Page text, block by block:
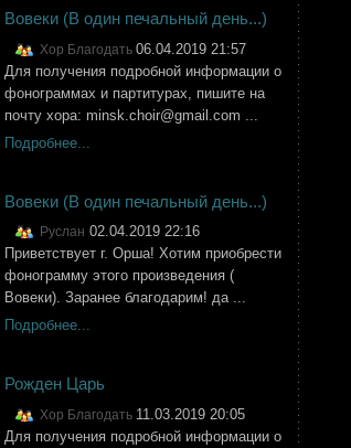
Вовеки (В один печальный день...)
Хор Благодать 06.04.2019 21:57
Для получения подробной информации о
фонограммах и партитурах, пишите на
почту хора: minsk.сhoir@gmail.com ...
Подробнее...
Вовеки (В один печальный день...)
Руслан 02.04.2019 22:16
Приветствует г. Орша! Хотим приобрести
фонограмму этого произведения (
Вовеки). Заранее благодарим! да ...
Подробнее...
Рожден Царь
Хор Благодать 11.03.2019 20:05
Для получения подробной информации о